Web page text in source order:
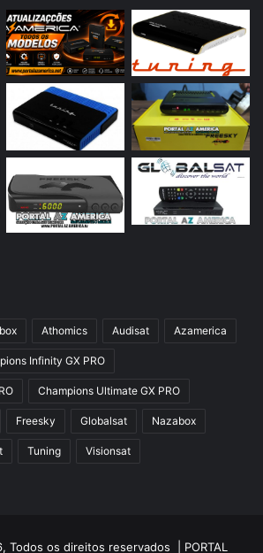
S2015
S922
S922 Mini
S928
Silver
Silver GX PRO
Silver IPTV
Athomics Audisat Azamerica
Infinity GX PRO
Champions Ultimate GX PRO
Freesky Globalsat Nazabox
Tuning Visionsat
Todos os direitos reservados | PORTAL